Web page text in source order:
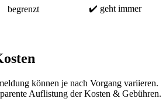
begrenzt ✔️ geht immer
können je nach Vorgang variieren.
Auflistung der Kosten & Gebühren.